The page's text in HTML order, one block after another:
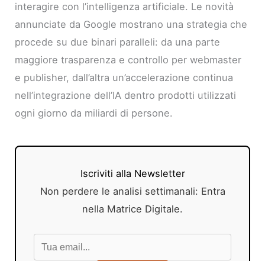
interagire con l’intelligenza artificiale. Le novità
annunciate da Google mostrano una strategia che
procede su due binari paralleli: da una parte
maggiore trasparenza e controllo per webmaster
e publisher, dall’altra un’accelerazione continua
nell’integrazione dell’IA dentro prodotti utilizzati
ogni giorno da miliardi di persone.
Iscriviti alla Newsletter
Non perdere le analisi settimanali: Entra
nella Matrice Digitale.